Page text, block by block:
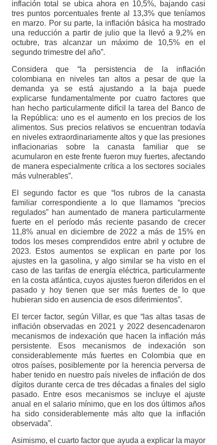
inflación total se ubica ahora en 10,5%, bajando casi
tres puntos porcentuales frente al 13,3% que teníamos
en marzo. Por su parte, la inflación básica ha mostrado
una reducción a partir de julio que la llevó a 9,2% en
octubre, tras alcanzar un máximo de 10,5% en el
segundo trimestre del año”.
Considera que “la persistencia de la inflación
colombiana en niveles tan altos a pesar de que la
demanda ya se está ajustando a la baja puede
explicarse fundamentalmente por cuatro factores que
han hecho particularmente difícil la tarea del Banco de
la República: uno es el aumento en los precios de los
alimentos. Sus precios relativos se encuentran todavía
en niveles extraordinariamente altos y que las presiones
inflacionarias sobre la canasta familiar que se
acumularon en este frente fueron muy fuertes, afectando
de manera especialmente crítica a los sectores sociales
más vulnerables”.
El segundo factor es que “los rubros de la canasta
familiar correspondiente a lo que llamamos “precios
regulados” han aumentado de manera particularmente
fuerte en el período más reciente pasando de crecer
11,8% anual en diciembre de 2022 a más de 15% en
todos los meses comprendidos entre abril y octubre de
2023. Estos aumentos se explican en parte por los
ajustes en la gasolina, y algo similar se ha visto en el
caso de las tarifas de energía eléctrica, particularmente
en la costa atlántica, cuyos ajustes fueron diferidos en el
pasado y hoy tienen que ser más fuertes de lo que
hubieran sido en ausencia de esos diferimientos”.
El tercer factor, según Villar, es que “las altas tasas de
inflación observadas en 2021 y 2022 desencadenaron
mecanismos de indexación que hacen la inflación más
persistente. Esos mecanismos de indexación son
considerablemente más fuertes en Colombia que en
otros países, posiblemente por la herencia perversa de
haber tenido en nuestro país niveles de inflación de dos
dígitos durante cerca de tres décadas a finales del siglo
pasado. Entre esos mecanismos se incluye el ajuste
anual en el salario mínimo, que en los dos últimos años
ha sido considerablemente más alto que la inflación
observada”.
Asimismo, el cuarto factor que ayuda a explicar la mayor